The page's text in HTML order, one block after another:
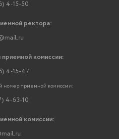
4-15-50
ректора:
комиссии:
4-15-47
номер приемной комиссии:
4-63-10
комиссии: